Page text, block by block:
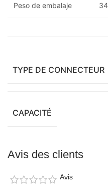
Peso de embalaje
TYPE DE CONNECTEUR
CAPACITÉ
Avis des clients
Avis